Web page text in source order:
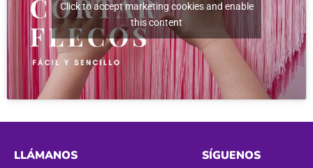
Click to accept marketing cookies and enable
this content
LLÁMANOS
SÍGUENOS